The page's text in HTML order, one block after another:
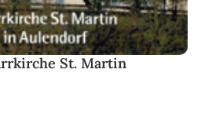
St. Martin